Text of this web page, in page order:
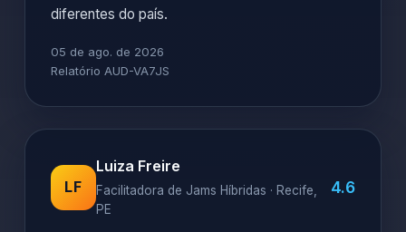
diferentes do país.
05 de ago. de 2026
Relatório AUD-VA7JS
LF
Luiza Freire
Facilitadora de Jams Híbridas · Recife,
PE
4.6